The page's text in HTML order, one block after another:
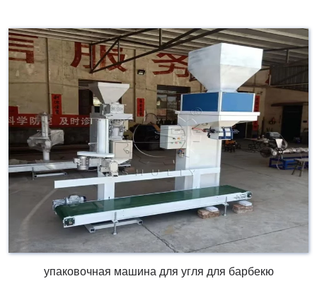
упаковочная машина для угля для барбекю